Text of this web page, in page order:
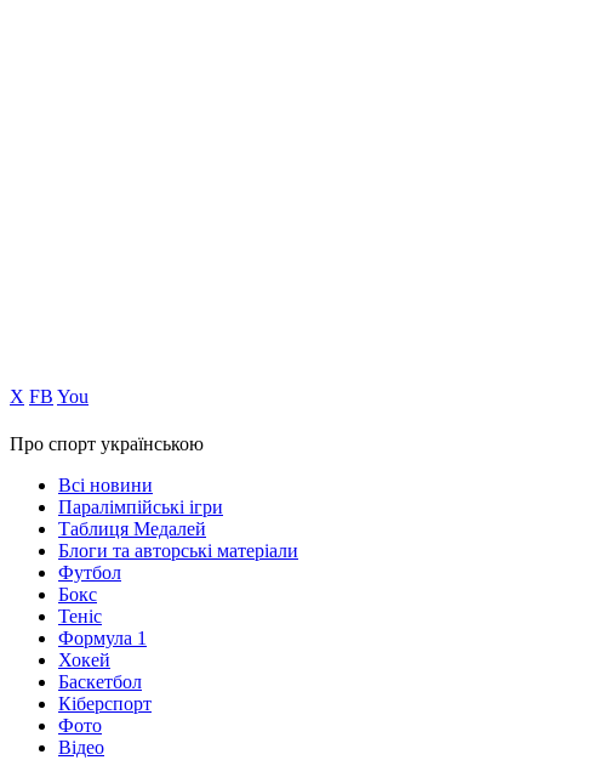
Х FB You
Про спорт українською
Всі новини
Паралімпійські ігри
Таблиця Медалей
Блоги та авторські матеріали
Футбол
Бокс
Теніс
Формула 1
Хокей
Баскетбол
Кіберспорт
Фото
Відео